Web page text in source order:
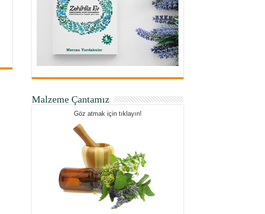
Malzeme Çantamız
Göz atmak için tıklayın!